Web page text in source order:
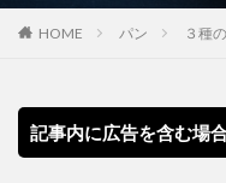
HOME パン ３種
記事内に広告を含む場